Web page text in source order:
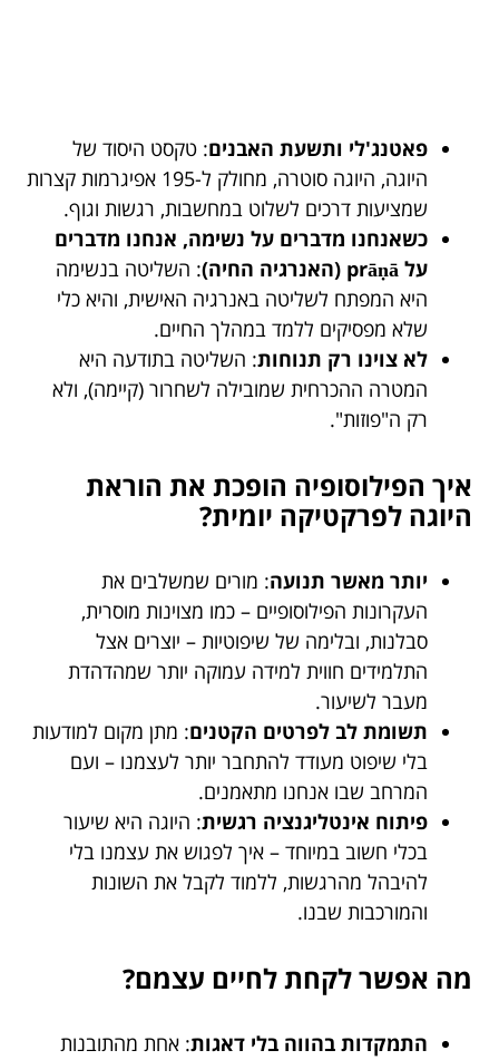
פאטנג'לי ותשעת האבנים: טקסט היסוד של
היוגה, היוגה סוטרה, מחולק ל-195 אפיגרמות קצרות
שמציעות דרכים לשלוט במחשבות, רגשות וגוף.
כשאנחנו מדברים על נשימה, אנחנו מדברים
על prāṇā (האנרגיה החיה)
: השליטה בנשימה
היא המפתח לשליטה באנרגיה האישית, והיא כלי
שלא מפסיקים ללמד במהלך החיים.
לא צוינו רק תנוחות: השליטה בתודעה היא
המטרה ההכרחית שמובילה לשחרור (קיימה), ולא
רק ה"פוזות".
איך הפילוסופיה הופכת את הוראת
היוגה לפרקטיקה יומית?
יותר מאשר תנועה: מורים שמשלבים את
העקרונות הפילוסופיים – כמו מצוינות מוסרית,
סבלנות, ובלימה של שיפוטיות – יוצרים אצל
התלמידים חווית למידה עמוקה יותר שמהדהדת
מעבר לשיעור.
תשומת לב לפרטים הקטנים: מתן מקום למודעות
בלי שיפוט מעודד להתחבר יותר לעצמנו – ועם
המרחב שבו אנחנו מתאמנים.
פיתוח אינטליגנציה רגשית: היוגה היא שיעור
בכלי חשוב במיוחד – איך לפגוש את עצמנו בלי
להיבהל מהרגשות, ללמוד לקבל את השונות
והמורכבות שבנו.
מה אפשר לקחת לחיים עצמם?
התמקדות בהווה בלי דאגות: אחת מהתובנות